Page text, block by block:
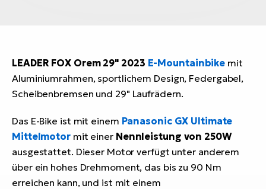
LEADER FOX Orem 29" 2023 E-Mountainbike mit
Aluminiumrahmen, sportlichem Design, Federgabel,
Scheibenbremsen und 29" Laufrädern.
Das E-Bike ist mit einem Panasonic GX Ultimate
Mittelmotormit einer Nennleistung von 250W
ausgestattet. Dieser Motor verfügt unter anderem
über ein hohes Drehmoment, das bis zu 90 Nm
erreichen kann, und ist mit einem